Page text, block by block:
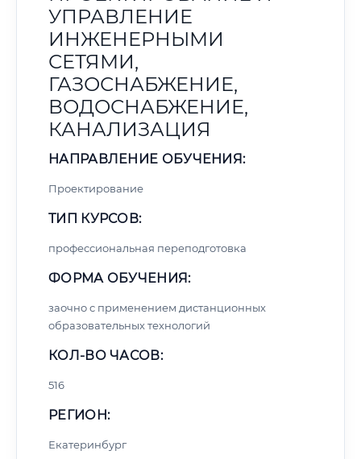
УПРАВЛЕНИЕ
ИНЖЕНЕРНЫМИ
СЕТЯМИ,
ГАЗОСНАБЖЕНИЕ,
ВОДОСНАБЖЕНИЕ,
КАНАЛИЗАЦИЯ
НАПРАВЛЕНИЕ ОБУЧЕНИЯ:
Проектирование
ТИП КУРСОВ:
профессиональная переподготовка
ФОРМА ОБУЧЕНИЯ:
заочно с применением дистанционных
образовательных технологий
КОЛ-ВО ЧАСОВ:
516
РЕГИОН:
Екатеринбург